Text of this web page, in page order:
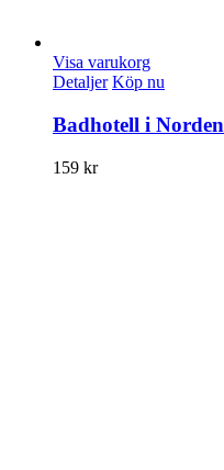
Visa varukorg
Detaljer Köp nu
Badhotell i Norden
159 kr